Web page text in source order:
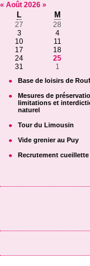
« Août 2026 »
L M
27 28
3
4
10
11
17
18
24
25
31
1
Base de loisirs de
Mesures de
limitations et
naturel
Tour du Limousin
Vide grenier au Puy
Recrutement